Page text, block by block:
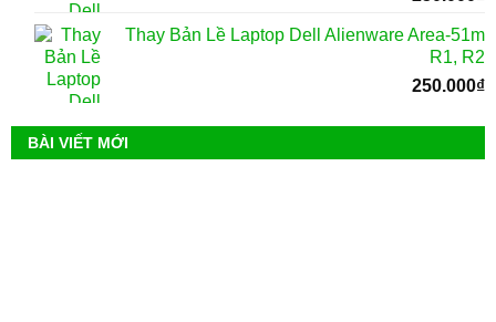
Thay Bản Lề Laptop Dell Alienware Area-51m
R1, R2
250.000₫
BÀI VIẾT MỚI